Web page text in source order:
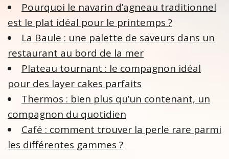
Pourquoi le navarin d’agneau traditionnel
est le plat idéal pour le printemps ?
La Baule : une palette de saveurs dans un
restaurant au bord de la mer
Plateau tournant : le compagnon idéal
pour des layer cakes parfaits
Thermos : bien plus qu’un contenant, un
compagnon du quotidien
Café : comment trouver la perle rare parmi
les différentes gammes ?